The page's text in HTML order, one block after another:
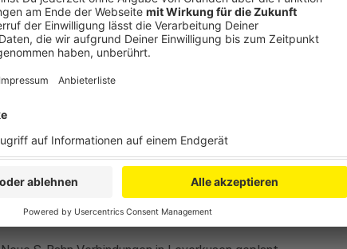
dem Verkauf genommen, weil sie zu sehr an das SS-Symbol
Schriftart der 4 geändert, auf Mallorca kann man Trikots mit
Aufdruck Augenzeugen zufolge aber weiterhin kaufen.
Anzeige
Weitere Meldungen aus Leverkusen
Anzeige
Leverkusen soll in diesem Jahr weitere Sirenen bekommen